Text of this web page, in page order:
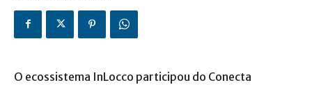
O ecossistema InLocco participou do Conecta